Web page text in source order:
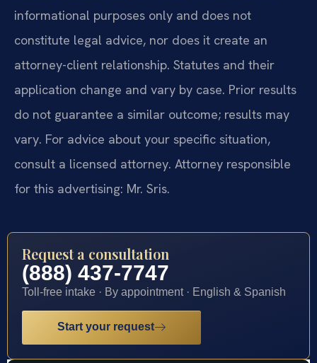
informational purposes only and does not
constitute legal advice, nor does it create an
attorney-client relationship. Statutes and their
application change and vary by case. Prior results
do not guarantee a similar outcome; results may
vary. For advice about your specific situation,
consult a licensed attorney. Attorney responsible
for this advertising: Mr. Sris.
Request a consultation
(888) 437-7747
Toll-free intake · By appointment · English & Spanish
Start your request